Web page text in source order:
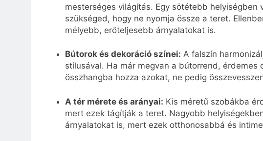
mesterséges világítás. Egy sötétebb helyiségben
szükséged, hogy ne nyomja össze a teret.
mélyebb, erőteljesebb árnyalatokat is.
Bútorok és dekoráció színei: A falszín
stílusával. Ha már megvan a bútorrend, érdemes
összhangba hozza azokat, ne pedig
A tér mérete és arányai: Kis méretű szobákba
mert ezek tágítják a teret. Nagyobb
árnyalatokat is, mert ezek otthonosabbá és